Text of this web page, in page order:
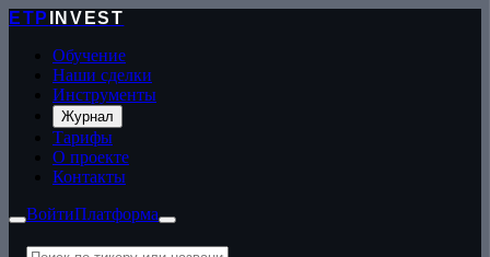
ETP
INVEST
Обучение
Наши сделки
Инструменты
Журнал
Тарифы
О проекте
Контакты
ВойтиПлатформа